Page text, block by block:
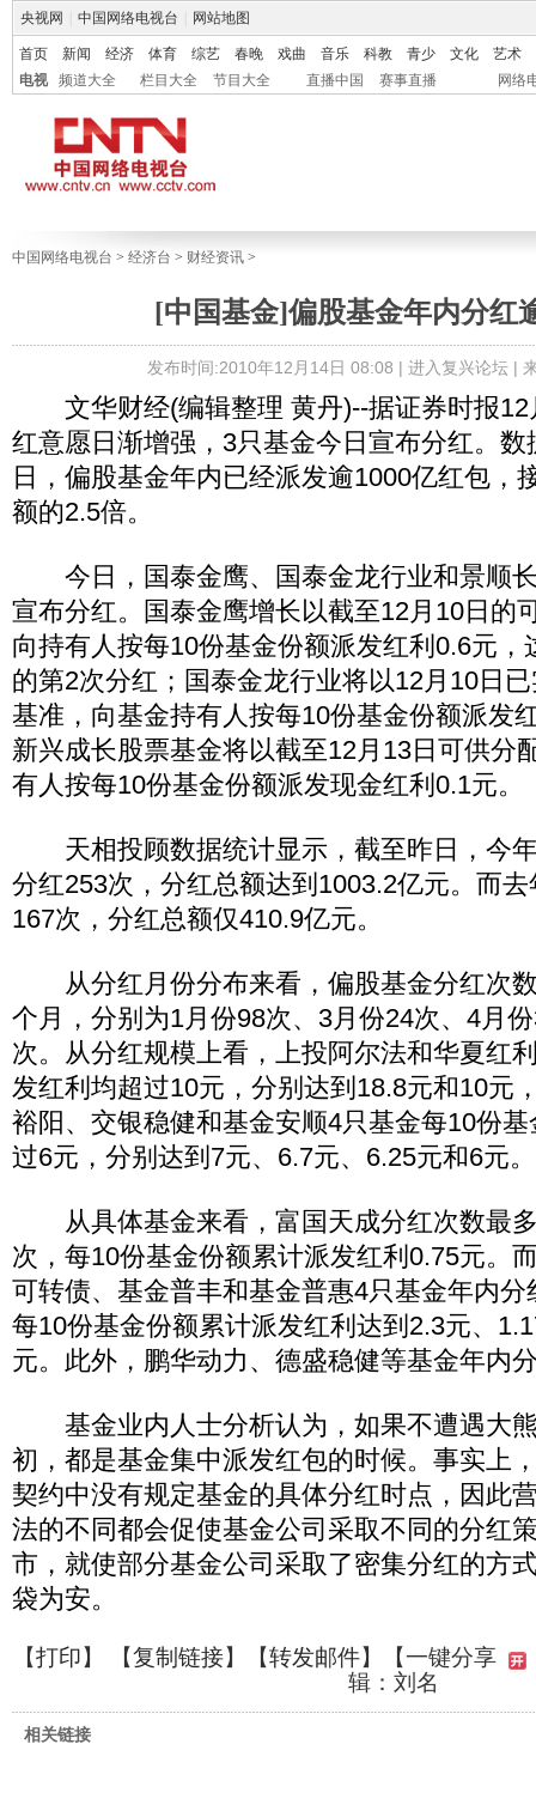
央视网 中国网络电视台 网站地图
首页 新闻 经济 体育 综艺 春晚 戏曲 音乐 科教 青少 文化
艺术
电视
频道大全 栏目大全 节目大全 直播中国 赛事直播 网络
中国网络电视台 > 经济台 > 财经资讯 >
[中国基金]偏股基金年内分红
发布时间:2010年12月14日 08:08 | 进入复兴论坛|
文华财经(编辑整理 黄丹)--据证券时报12
红意愿日渐增强，3只基金今日宣布分红。
日，偏股基金年内已经派发逾1000亿红包，
额的2.5倍。
今日，国泰金鹰、国泰金龙行业和景顺
宣布分红。国泰金鹰增长以截至12月10日的
向持有人按每10份基金份额派发红利0.6元，
的第2次分红；国泰金龙行业将以12月10日
基准，向基金持有人按每10份基金份额派发
新兴成长股票基金将以截至12月13日可供分
有人按每10份基金份额派发现金红利0.1元。
天相投顾数据统计显示，截至昨日，今
分红253次，分红总额达到1003.2亿元。而
167次，分红总额仅410.9亿元。
从分红月份分布来看，偏股基金分红次
个月，分别为1月份98次、3月份24次、4月
次。从分红规模上看，上投阿尔法和华夏红
发红利均超过10元，分别达到18.8元和10元
裕阳、交银稳健和基金安顺4只基金每10份
过6元，分别达到7元、6.7元、6.25元和6元。
从具体基金来看，富国天成分红次数最
次，每10份基金份额累计派发红利0.75元。
可转债、基金普丰和基金普惠4只基金年内
每10份基金份额累计派发红利达到2.3元、
元。此外，鹏华动力、德盛稳健等基金年内
基金业内人士分析认为，如果不遭遇大
初，都是基金集中派发红包的时候。事实上
契约中没有规定基金的具体分红时点，因此
法的不同都会促使基金公司采取不同的分红
市，就使部分基金公司采取了密集分红的方
袋为安。
【打印】 【复制链接】【转发邮件】
【一键分享
辑：刘名
相关链接